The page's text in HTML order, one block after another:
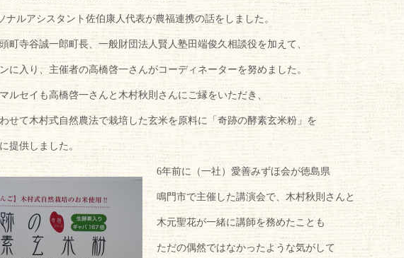
ナルアシスタント佐伯康人代表が農福連携の話をしました。
町寺谷誠一郎町長、一般財団法人賢人塾田端俊久相談役を加えて、
に入り、主催者の高橋啓一さんがコーディネーターを努めました。
ルセイも高橋啓一さんと木村秋則さんにご縁をいただき、
せて木村式自然農法で栽培した玄米を原料に「奇跡の酵素玄米粉」を
提供しました。
6年前に（一社）愛善みずほ会が徳島県
鳴門市で主催した講演会で、木村秋則さんと
木元聖花が一緒に講師を務めたことも
ただの偶然ではなかったような気がして